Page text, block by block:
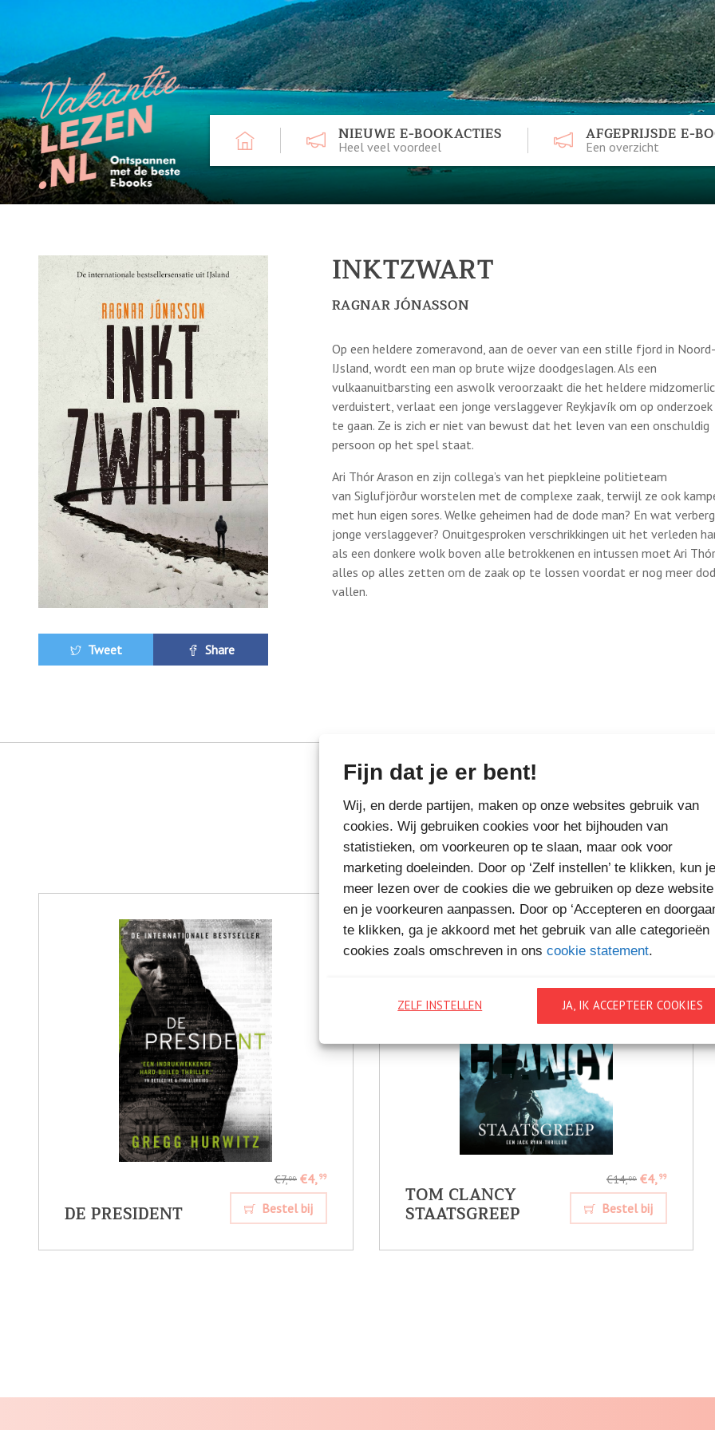
Fijn dat je er bent!
Wij, en derde partijen, maken op onze websites gebruik van
cookies. Wij gebruiken cookies voor het bijhouden van
statistieken, om voorkeuren op te slaan, maar ook voor
marketing doeleinden. Door op ‘Zelf instellen’ te klikken, kun je
meer lezen over de cookies die we gebruiken op deze website
en je voorkeuren aanpassen. Door op ‘Accepteren en
te klikken, ga je akkoord met het gebruik van alle categorieën
cookies zoals omschreven in ons cookie statement.
JA, IK ACCEPTEER COOKIES
ZELF INSTELLEN
NIEUWE E-BOOKACTIES
Heel veel voordeel
AFGEPRIJSDE E-
Een overzicht
Tweet Share
INKTZWART
RAGNAR JÓNASSON
Op een heldere zomeravond, aan de oever van een stille fjord in Noord-
IJsland, wordt een man op brute wijze doodgeslagen. Als een
vulkaanuitbarsting een aswolk veroorzaakt die het heldere
verduistert, verlaat een jonge verslaggever Reykjavík om op
te gaan. Ze is zich er niet van bewust dat het leven van een onschuldig
persoon op het spel staat.
Ari Thór Arason en zijn collega’s van het piepkleine politieteam
van Siglufjörður worstelen met de complexe zaak, terwijl ze ook
met hun eigen sores. Welke geheimen had de dode man? En wat
jonge verslaggever? Onuitgesproken verschrikkingen uit het verleden
als een donkere wolk boven alle betrokkenen en intussen moet Ari Thór
alles op alles zetten om de zaak op te lossen voordat er nog meer
vallen.
MEER BOEKEN VAN
VAKANTIELEZEN
DE PRESIDENT
€7,99 €4,99
Bestel bij TOM CLANCY
STAATSGREEP
€14,99 €4,99
Bestel bij